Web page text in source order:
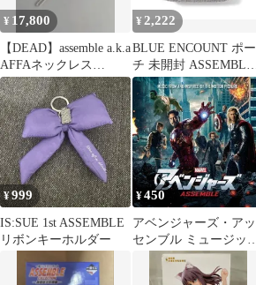
¥ 17,800
【DEAD】assemble a.k.a
AFFAネックレス
AFH8N01-1
¥2,222
BLUE ENCOUNT ポー
チ 未開封 ASSEMBLE
A NEW AGE
¥999
IS:SUE 1st ASSEMBLE
リボンキーホルダー
¥450
アベンジャーズ・アッ
センブル ミュージッ
ク・フロム・アンド・
インスパイア・アルバ